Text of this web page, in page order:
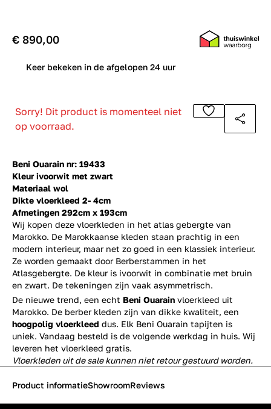
Beni Ouarain nr: 19433
Kleur ivoorwit met zwart
Materiaal wol
Dikte vloerkleed 2- 4cm
Afmetingen 292cm x 193cm
Wij kopen deze vloerkleden in het atlas gebergte van
Marokko. De Marokkaanse kleden staan prachtig in een
modern interieur, maar net zo goed in een klassiek interieur.
Ze worden gemaakt door Berberstammen in het
Atlasgebergte. De kleur is ivoorwit in combinatie met bruin
en zwart. De tekeningen zijn vaak asymmetrisch.
€ 890,00
Keer bekeken in de afgelopen 24 uur
Sorry! Dit product is momenteel niet
op voorraad.
De nieuwe trend, een echt Beni Ouarain vloerkleed uit
Marokko. De berber kleden zijn van dikke kwaliteit, een
hoogpolig vloerkleed dus. Elk Beni Ouarain tapijten is
uniek. Vandaag besteld is de volgende werkdag in huis. Wij
leveren het vloerkleed gratis.
Vloerkleden uit de sale kunnen niet retour gestuurd worden.
Product informatieShowroomReviews